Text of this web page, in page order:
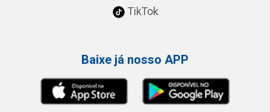
TikTok
Baixe já nosso APP